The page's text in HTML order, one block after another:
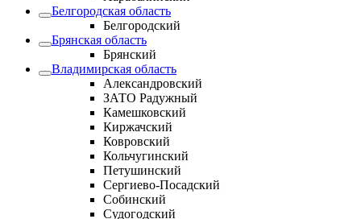
Белгородская область
Белгородский
Брянская область
Брянский
Владимирская область
Александровский
ЗАТО Радужный
Камешковский
Киржачский
Ковровский
Кольчугинский
Петушинский
Сергиево-Посадский
Собинский
Судогодский